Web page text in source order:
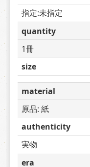
指定:未指定
quantity
1冊
size
material
原品: 紙
authenticity
実物
era